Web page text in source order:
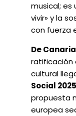
musical; es
vivir» y la
con fuerza
De
ratificación
cultural
Social
propuesta
europea